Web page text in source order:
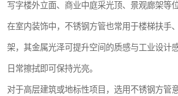
写字楼外立面、商业中庭采光顶、景观廊架等位
在室内装饰中，不锈钢方管也常用于楼梯扶手
架，其金属光泽可提升空间的质感与工业设计
日常擦拭即可保持光亮。
对于高层建筑或地标性项目，选用不锈钢方管